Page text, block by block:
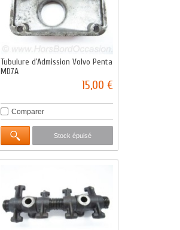
Tubulure d'Admission Volvo Penta
MD7A
15,00 €
Comparer
Stock épuisé